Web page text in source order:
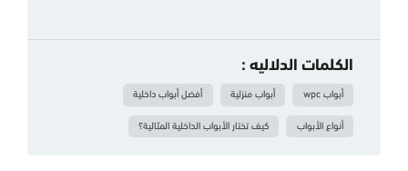
الكلمات الدلاليه :
أبواب wpc أبواب منزلية أفضل أبواب داخلية
أنواع الأبواب كيف تختار الأبواب الداخلية المثالية؟